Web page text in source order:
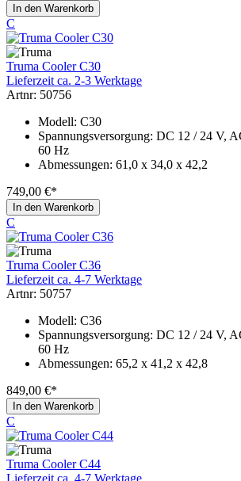
In den Warenkorb
C
Truma Cooler C30
Lieferzeit ca. 2-3 Werktage
Artnr: 50756
Modell: C30
Spannungsversorgung: DC 12 / 24 V,
60 Hz
Abmessungen: 61,0 x 34,0 x 42,2
749,00 €*
In den Warenkorb
C
Truma Cooler C36
Lieferzeit ca. 4-7 Werktage
Artnr: 50757
Modell: C36
Spannungsversorgung: DC 12 / 24 V,
60 Hz
Abmessungen: 65,2 x 41,2 x 42,8
849,00 €*
In den Warenkorb
C
Truma Cooler C44
Lieferzeit ca. 4-7 Werktage